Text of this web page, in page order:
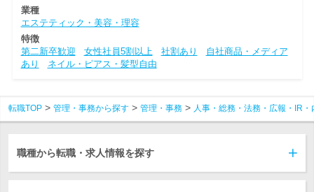
業種
エステティック・美容・理容
特徴
第二新卒歓迎
女性社員5割以上 社割あり
自社商品・メディア
あり
ネイル・ピアス・髪型自由
転職TOP 管理・事務から探す 管理・事務 人事・総務・法務・広報・IR・
職種から転職・求人情報を探す